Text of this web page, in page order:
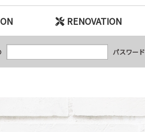
RENOVATION
パスワード